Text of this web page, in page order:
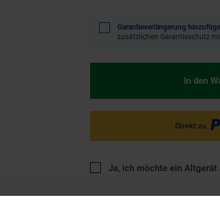
Garantieverlängerung
zusätzlichen Garantieschutz
In den
Ja, ich möchte ein Altgerät